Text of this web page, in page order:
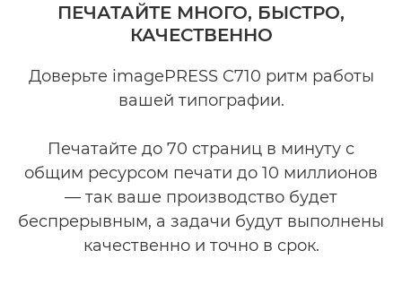
ПЕЧАТАЙТЕ МНОГО, БЫСТРО,
КАЧЕСТВЕННО
Доверьте imagePRESS C710 ритм работы
вашей типографии.
Печатайте до 70 страниц в минуту с
общим ресурсом печати до 10 миллионов
— так ваше производство будет
беспрерывным, а задачи будут выполнены
качественно и точно в срок.